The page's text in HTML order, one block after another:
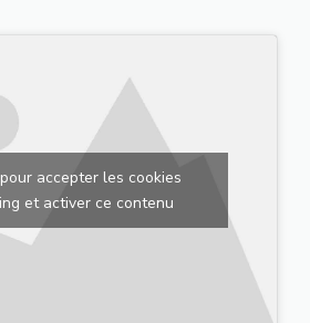
accepter les cookies
et activer ce contenu